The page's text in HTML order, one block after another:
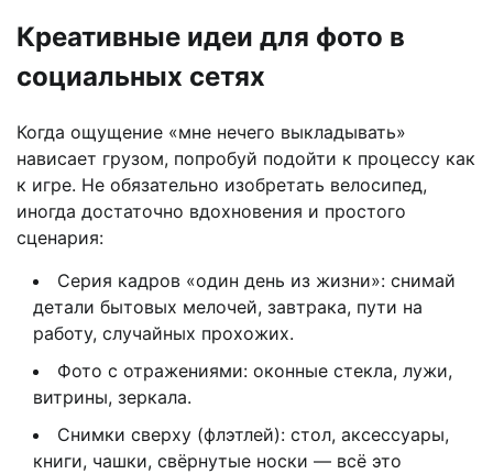
Креативные идеи для фото в
социальных сетях
Когда ощущение «мне нечего выкладывать»
нависает грузом, попробуй подойти к процессу как
к игре. Не обязательно изобретать велосипед,
иногда достаточно вдохновения и простого
сценария:
Серия кадров «один день из жизни»: снимай
детали бытовых мелочей, завтрака, пути на
работу, случайных прохожих.
Фото с отражениями: оконные стекла, лужи,
витрины, зеркала.
Снимки сверху (флэтлей): стол, аксессуары,
книги, чашки, свёрнутые носки — всё это